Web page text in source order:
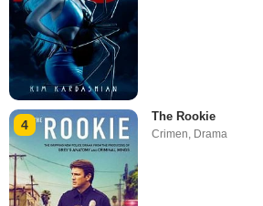
4
The Rookie
Crimen Drama